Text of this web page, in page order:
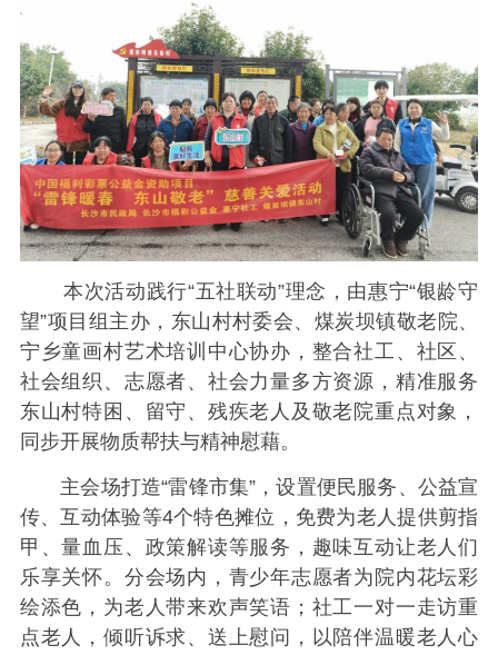
本次活动践行“五社联动”理念，由惠宁“银龄守
望”项目组主办，东山村村委会、煤炭坝镇敬老院、
宁乡童画村艺术培训中心协办，整合社工、社区、
社会组织、志愿者、社会力量多方资源，精准服务
东山村特困、留守、残疾老人及敬老院重点对象，
同步开展物质帮扶与精神慰藉。
主会场打造“雷锋市集”，设置便民服务、公益宣
传、互动体验等4个特色摊位，免费为老人提供剪指
甲、量血压、政策解读等服务，趣味互动让老人们
乐享关怀。分会场内，青少年志愿者为院内花坛彩
绘添色，为老人带来欢声笑语；社工一对一走访重
点老人，倾听诉求、送上慰问，以陪伴温暖老人心